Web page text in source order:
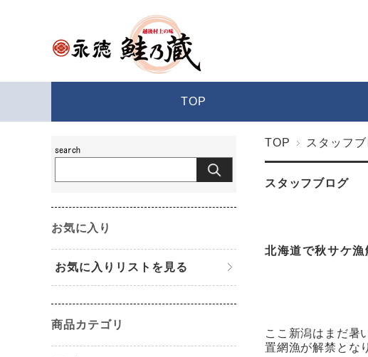
TOP
TOP スタッフ
スタッフブログ
北海道で秋サケ漁
ここ新潟はまだ暑
置網漁が解禁とな
お気に入り
お気に入りリストを見る
商品カテゴリ